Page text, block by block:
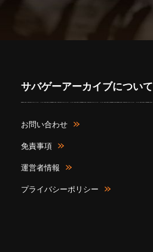
サバゲーアーカイブについて
お問い合わせ
免責事項
運営者情報
プライバシーポリシー